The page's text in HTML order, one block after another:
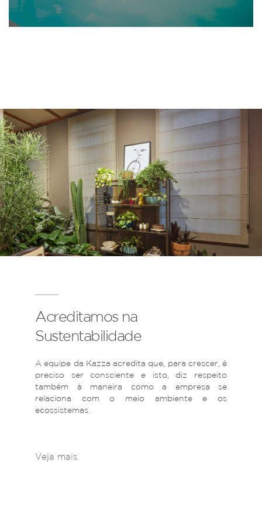
Acreditamos na
Sustentabilidade
A equipe da Kazza acredita que, para crescer, é
preciso ser consciente e isto, diz respeito
também à maneira como a empresa se
relaciona com o meio ambiente e os
ecossistemas.
Veja mais